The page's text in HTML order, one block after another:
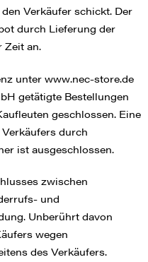
Verkäufer schickt. Der
durch Lieferung der
Zeit an.
unter www.nec-store.de
getätigte Bestellungen
geschlossen. Eine
durch
ist ausgeschlossen.
zwischen
und
Unberührt davon
wegen
des Verkäufers.